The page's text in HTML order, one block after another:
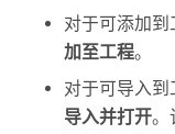
对于可添加
加至工程。
对于可导入
导入并打开。